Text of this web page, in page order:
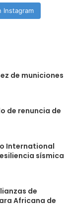
Instagram
de municiones
de renuncia de
International
sísmica
de
Africana de